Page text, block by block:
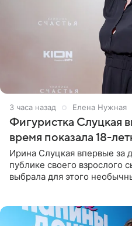
3 часа назад Елена Нужная
Фигуристка Слуцкая
время показала 18-
Ирина Слуцкая впервые за
публике своего взрослого
выбрала для этого